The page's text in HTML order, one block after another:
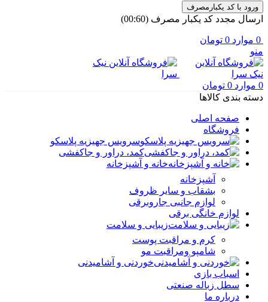
ورود با کد یکبارمصرف
ارسال مجدد کد یکبار مصرف (00:
60
)
0 موارد 0 تومان
منو
0 موارد 0 تومان
دسته بندی کالاها
صفحه اصلی
فروشگاه
سرویس جهیزیه پلاسکو
کمد، دراور و جاکفشی
خانه و آشپزخانه
آشپزخانه
بشقاب و سایر ظروف
لوازم جانبی جاروبرقی
لوازم خانگی برقی
زیبایی و سلامت
کرم و مراقبت پوست
شامپو ومراقبت مو
خوردنی و آشامیدنی
اسباب بازی
سطل زباله صنعتی
درباره ما